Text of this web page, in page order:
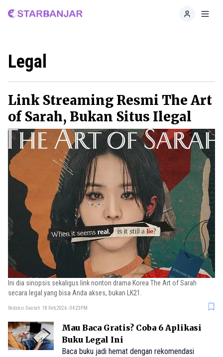
Home
Legal
Link Streaming Resmi The Art
of Sarah, Bukan Situs Ilegal
Ini dia sinopsis sekaligus link nonton drama Korea The Art of Sarah
secara legal yang bisa Anda akses, bukan LK21.
Redaksi Daerah 18 Feb 2026 - 04:23PM
Mau Baca Gratis? Coba 6 Aplikasi
Buku Legal Ini
Baca buku jadi hemat dengan rekomendasi